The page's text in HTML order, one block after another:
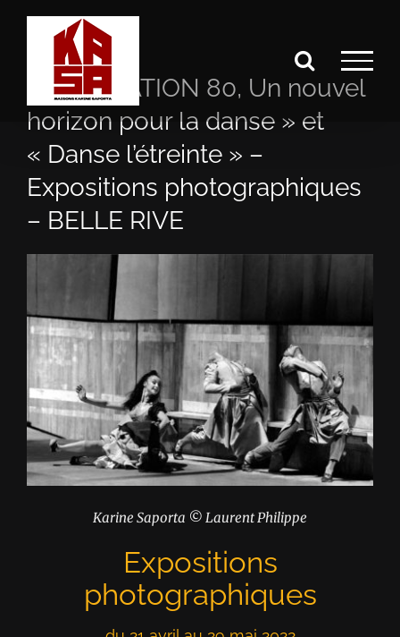
Passer
«GENERATION 80, Un nouvel
horizon pour la danse » et
« Danse l’étreinte » –
Expositions photographiques
– BELLE RIVE
Karine Saporta © Laurent Philippe
Expositions
photographiques